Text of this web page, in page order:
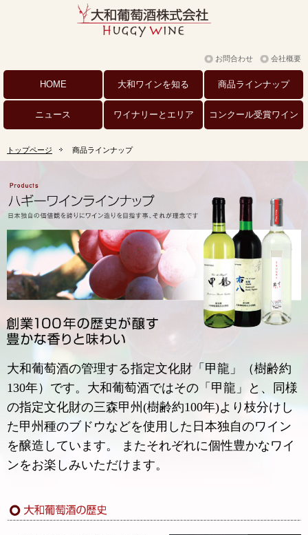
会社概要
お問合わせ
HOME 大和ワインを知る 商品ラインナップ
ニュース ワイナリーと エリア コンクール受賞ワイン
トップページ 商品ラインナップ
大和葡萄酒の管理する指定文化財「甲龍」（樹齢約
130年）です。大和葡萄酒ではその「甲龍」と、同様
の指定文化財の三森甲州(樹齢約100年)より枝分けし
た甲州種のブドウなどを使用した日本独自のワイン
を醸造しています。 またそれぞれに個性豊かなワイ
ンをお楽しみいただけます。